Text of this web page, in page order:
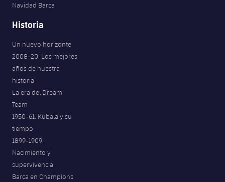
Navidad Barça
Historia
Un nuevo horizonte
2008-20. Los mejores
años de nuestra
historia
La era del Dream
Team
1950-61. Kubala y su
tiempo
1899-1909.
Nacimiento y
supervivencia
Barça en Champions